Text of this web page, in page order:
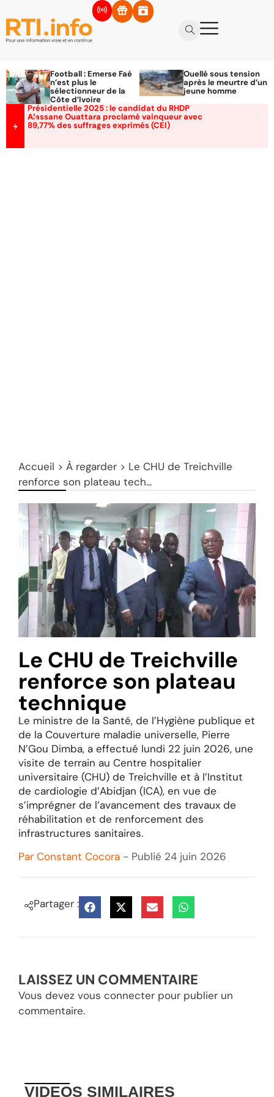
Football : Emerse Faé
n’est plus le
sélectionneur de la
Côte d’Ivoire
Ouellé sous tension
après le meurtre d’un
jeune homme
Présidentielle 2025 : le candidat du RHDP
Alassane Ouattara proclamé vainqueur avec
89,77% des suffrages exprimés (CEI)
Accueil > À regarder > Le CHU de Treichville
renforce son plateau tech...
Le CHU de Treichville
renforce son plateau
technique
Le ministre de la Santé, de l’Hygiène publique et
de la Couverture maladie universelle, Pierre
N’Gou Dimba, a effectué lundi 22 juin 2026, une
visite de terrain au Centre hospitalier
universitaire (CHU) de Treichville et à l’Institut
de cardiologie d’Abidjan (ICA), en vue de
s’imprégner de l’avancement des travaux de
réhabilitation et de renforcement des
infrastructures sanitaires.
Par Constant Cocora - Publié 24 juin 2026
Partager :
LAISSEZ UN COMMENTAIRE
Vous devez vous connecter pour publier un
commentaire.
VIDEOS SIMILAIRES